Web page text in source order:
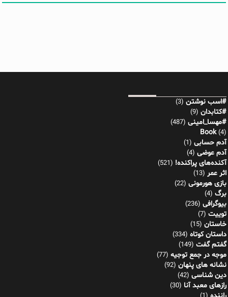
#اسب نوشتن (3)
#کتابدان (9)
#مهسا_امینی (487)
Book(4)
آدم حسابی (1)
آدم عوضی (4)
آکنده‌های پراکنده! (521)
اثر عمر (13)
بازی هورمونی (22)
برگ (4)
بیوگرافی (236)
توییت (7)
خاستان (15)
داستان کوتاه (334)
گفتم گفت (149)
موجه در جمع توجیه (77)
نشانه های پنهان (92)
دین شناسی (42)
رازهای معبد آنا (30)